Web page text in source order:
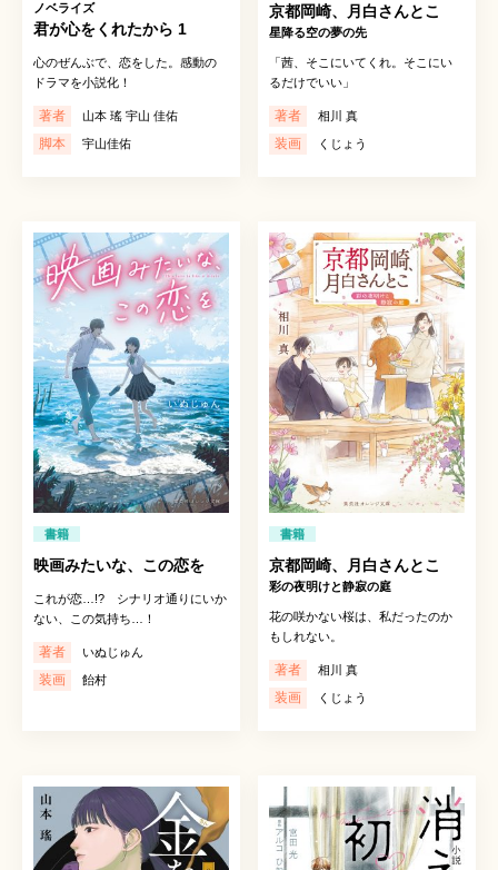
ノベライズ
君が心をくれたから 1
心のぜんぶで、恋をした。感動の
ドラマを小説化！
著者 山本 瑤 宇山 佳佑
脚本 宇山佳佑
京都岡崎、月白さんとこ
星降る空の夢の先
「茜、そこにいてくれ。そこにい
るだけでいい」
著者 相川 真
装画 くじょう
書籍
映画みたいな、この恋を
これが恋…!? シナリオ通りにいか
ない、この気持ち…！
著者 いぬじゅん
装画 飴村
書籍
京都岡崎、月白さんとこ
彩の夜明けと静寂の庭
花の咲かない桜は、私だったのか
もしれない。
著者 相川 真
装画 くじょう